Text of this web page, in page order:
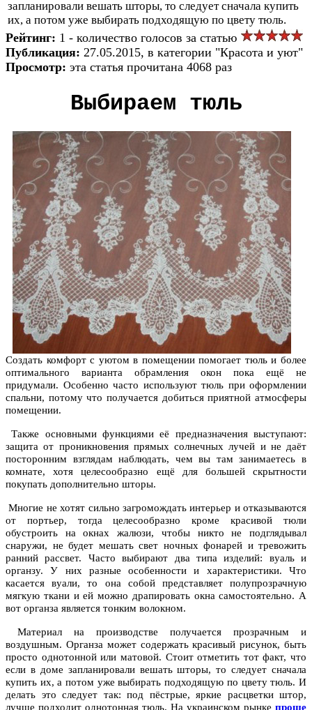
запланировали вешать шторы, то следует сначала купить
их, а потом уже выбирать подходящую по цвету тюль.
Рейтинг: 1 - количество голосов за статью
Публикация: 27.05.2015, в категории "Красота и уют"
Просмотр: эта статья прочитана 4068 раз
Выбираем тюль
Создать комфорт с уютом в помещении помогает тюль и более
оптимального варианта обрамления окон пока ещё не
придумали. Особенно часто используют тюль при оформлении
спальни, потому что получается добиться приятной атмосферы
помещении.
Также основными функциями её предназначения выступают:
защита от проникновения прямых солнечных лучей и не даёт
посторонним взглядам наблюдать, чем вы там занимаетесь в
комнате, хотя целесообразно ещё для большей скрытности
покупать дополнительно шторы.
Многие не хотят сильно загромождать интерьер и отказываются
от портьер, тогда целесообразно кроме красивой тюли
обустроить на окнах жалюзи, чтобы никто не подглядывал
снаружи, не будет мешать свет ночных фонарей и тревожить
ранний рассвет. Часто выбирают два типа изделий: вуаль и
органзу. У них разные особенности и характеристики. Что
касается вуали, то она собой представляет полупрозрачную
мягкую ткани и ей можно драпировать окна самостоятельно. А
вот органза является тонким волокном.
Материал на производстве получается прозрачным и
воздушным. Органза может содержать красивый рисунок, быть
просто однотонной или матовой. Стоит отметить тот факт, что
если в доме запланировали вешать шторы, то следует сначала
купить их, а потом уже выбирать подходящую по цвету тюль. И
делать это следует так: под пёстрые, яркие расцветки штор,
лучше подходит однотонная тюль. На украинском рынке проще